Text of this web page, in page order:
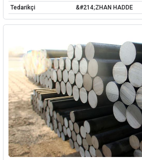
Tedarikçi
&#214;ZHAN HADDE